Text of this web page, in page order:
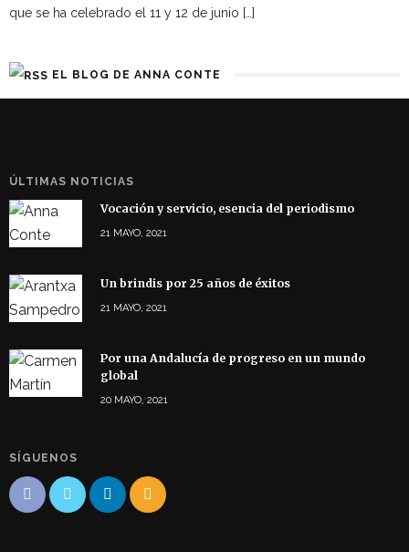
que se ha celebrado el 11 y 12 de junio […]
EL BLOG DE ANNA CONTE
ÚLTIMAS NOTICIAS
Vocación y servicio, esencia del periodismo
21 MAYO, 2021
Un brindis por 25 años de éxitos
21 MAYO, 2021
Por una Andalucía de progreso en un mundo
global
20 MAYO, 2021
SÍGUENOS